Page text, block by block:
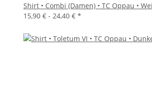
Shirt • Combi (Damen) • TC Oppau •
15,90 € - 24,40 € *